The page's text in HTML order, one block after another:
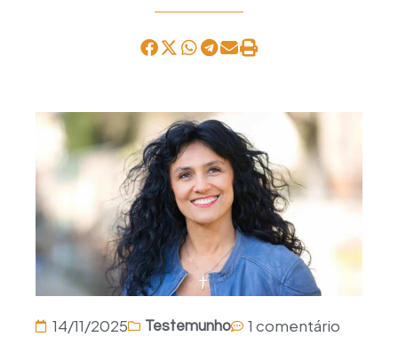
14/11/2025 Testemunho 1 comentário